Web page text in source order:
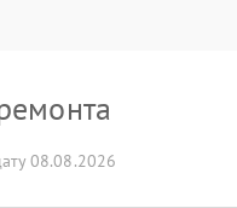
08.08.2026